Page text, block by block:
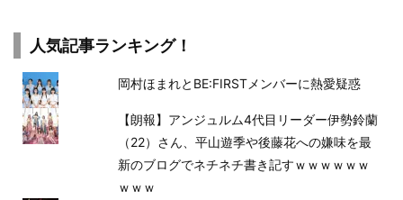
人気記事ランキング！
岡村ほまれとBE:FIRSTメンバーに熱愛疑惑
【朗報】アンジュルム4代目リーダー伊勢鈴蘭
（22）さん、平山遊季や後藤花への嫌味を最
新のブログでネチネチ書き記すｗｗｗｗｗｗ
ｗｗｗ